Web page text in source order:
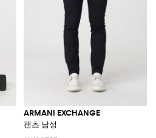
ARMANI EXCHANGE
팬츠 남성